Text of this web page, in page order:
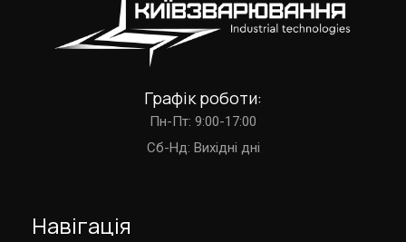
Графік роботи:
Пн-Пт: 9:00-17:00
Cб-Нд: Вихідні дні
Навігація